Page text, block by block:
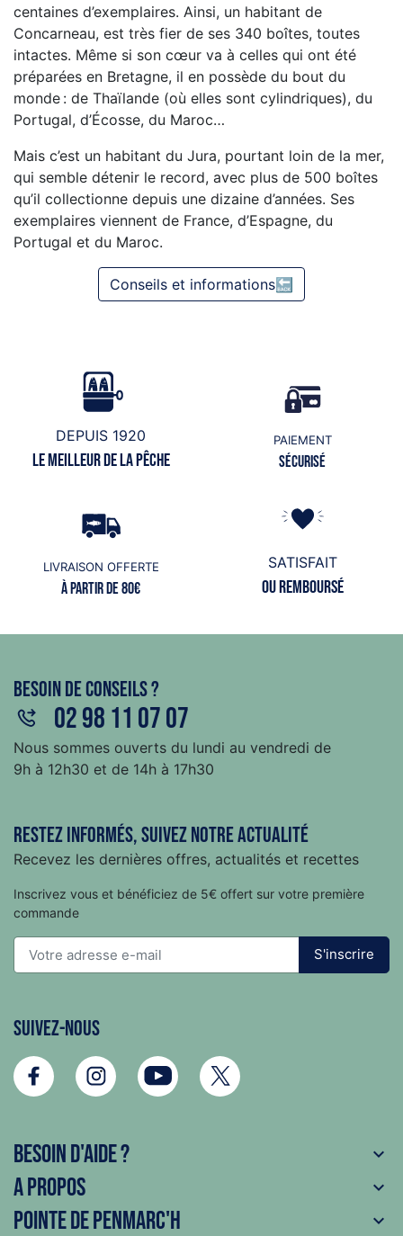
centaines d’exemplaires. Ainsi, un habitant de
Concarneau, est très fier de ses 340 boîtes, toutes
intactes. Même si son cœur va à celles qui ont été
préparées en Bretagne, il en possède du bout du
monde : de Thaïlande (où elles sont cylindriques), du
Portugal, d’Écosse, du Maroc…
Mais c’est un habitant du Jura, pourtant loin de la mer,
qui semble détenir le record, avec plus de 500 boîtes
qu’il collectionne depuis une dizaine d’années. Ses
exemplaires viennent de France, d’Espagne, du
Portugal et du Maroc.
Conseils et informations🔙
DEPUIS 1920
Le meilleur de la pêche
PAIEMENT
Sécurisé
LIVRAISON OFFERTE
à partir de 80€
SATISFAIT
ou remboursé
Besoin de conseils ?
02 98 11 07 07
Nous sommes ouverts du lundi au vendredi de
9h à 12h30 et de 14h à 17h30
Restez informés, suivez notre actualité
Recevez les dernières offres, actualités et recettes
Inscrivez vous et bénéficiez de 5€ offert sur votre première
commande
S'inscrire
Suivez-nous
Besoin d'aide ? 
A propos 
Pointe de Penmarc'h 